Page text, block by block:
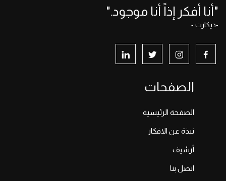
"أنا أفكر إذاً أنا موجود."
-ديكارت -
الصفحات
الصفحة الرئيسية
نبذة عن الافكار
أرشيف
اتصل بنا